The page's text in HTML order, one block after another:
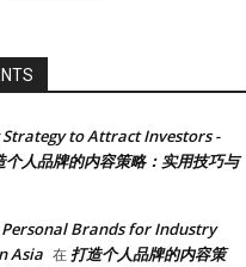
to Attract Investors -
个人品牌的内容策略：实用技巧与
Brands for Industry
Asia 在 打造个人品牌的内容策